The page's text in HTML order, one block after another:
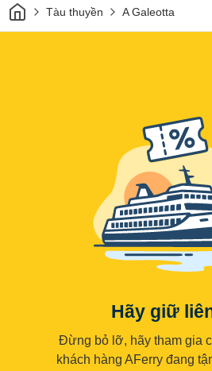
Trang chủ
Tàu thuyền A Galeotta
Hãy giữ
Đừng bỏ lỡ, hãy tham gia
khách hàng AFerry đang